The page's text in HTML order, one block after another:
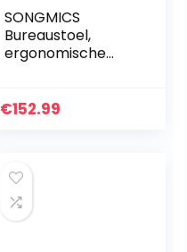
SONGMICS
Bureaustoel,
ergonomische
draaistoel,
verstelbare…
€152.99